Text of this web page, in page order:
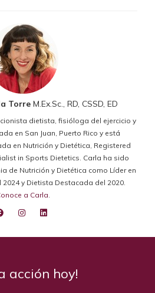
TorreM.Ex.Sc., RD, CSSD, ED
dietista, fisióloga del ejercicio y
en San Juan, Puerto Rico y está
en Nutrición y Dietética, Registered
in Sports Dietetics. Carla ha sido
de Nutrición y Dietética como Líder en
2024 y Dietista Destacada del 2020.
a Carla.
acción hoy!